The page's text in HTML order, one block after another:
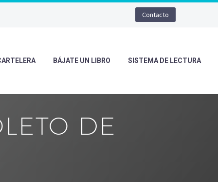
Contacto
BÁJATE UN LIBRO SISTEMA DE LECTURA
DE